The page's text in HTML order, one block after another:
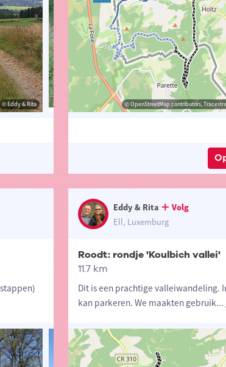
© Eddy & Rita © Eddy & Rita
© Eddy & Rita © OpenStreetMap contributors,
Eddy & Rita
Volg
Ell, Luxemburg
Roodt: rondje 'Koulbich vallei'
11.7 km
Dit is een prachtige valleiwandeling.
kan parkeren. We maakten gebruik...